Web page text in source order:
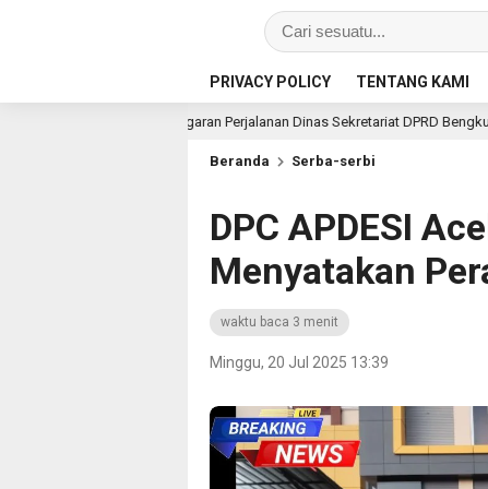
PRIVACY POLICY TENTANG KAMI
Perjalanan Dinas Sekretariat DPRD Bengkulu Utara, LAKI Minta APH
Beranda Serba-serbi
DPC APDESI
Menyatakan
waktu baca 3 menit
Minggu, 20 Jul 2025 13:39